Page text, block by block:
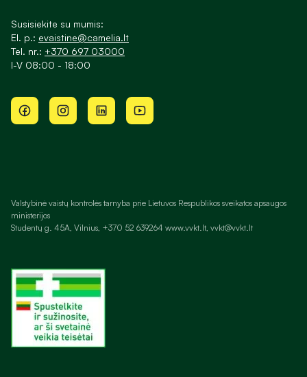
Susisiekite su mumis:
El. p.: evaistine@camelia.lt
Tel. nr.: +370 697 03000
I-V 08:00 - 18:00
Valstybinė vaistų kontrolės tarnyba prie Lietuvos Respublikos sveikatos apsaugos
ministerijos
Studentų g. 45A, Vilnius, +370 52 639264 www.vvkt.lt, vvkt@vvkt.lt